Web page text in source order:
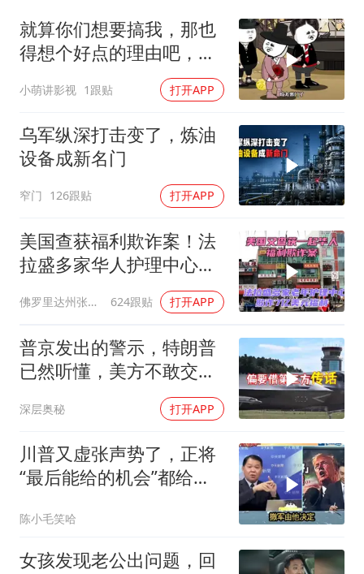
女儿为争财产堵门阻挠父亲出殡
今日立秋你咬秋了吗
夯实基础开新局
就算你们想要搞我，那也
得想个好点的理由吧，这
小萌讲影视 1跟贴 打开APP
乌军纵深打击变了，炼油
设备成新名门
窄门 126跟贴 打开APP
美国查获福利欺诈案！法
拉盛多家华人护理中心欺
佛罗里达州张司令 624跟贴 打开APP
普京发出的警示，特朗普
已然听懂，美方不敢交出
深层奥秘 打开APP
川普又虚张声势了，正将
“最后能给的机会”都给伊
陈小毛笑哈
女孩发现老公出问题，回